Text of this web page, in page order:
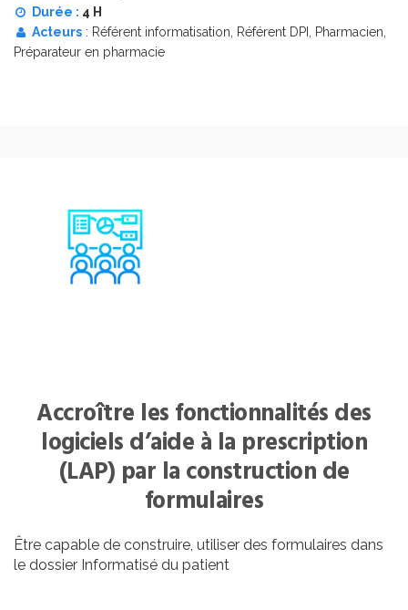
Durée : 4 H
Acteurs : Référent informatisation, Référent DPI, Pharmacien,
Préparateur en pharmacie
Accroître les fonctionnalités des
logiciels d’aide à la prescription
(LAP) par la construction de
formulaires
Être capable de construire, utiliser des formulaires dans
le dossier Informatisé du patient